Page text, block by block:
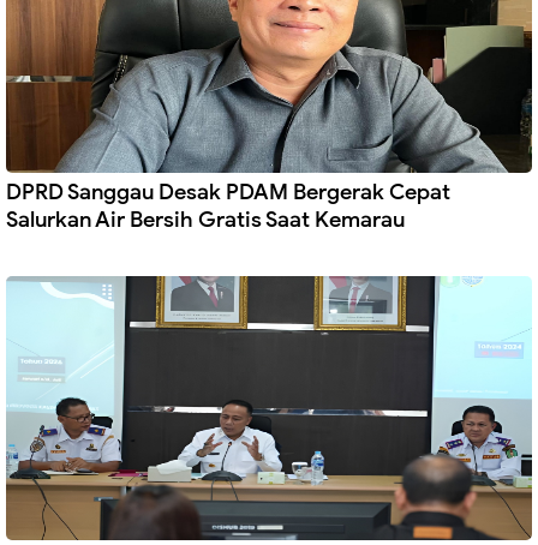
DPRD Sanggau Desak PDAM Bergerak Cepat
Salurkan Air Bersih Gratis Saat Kemarau